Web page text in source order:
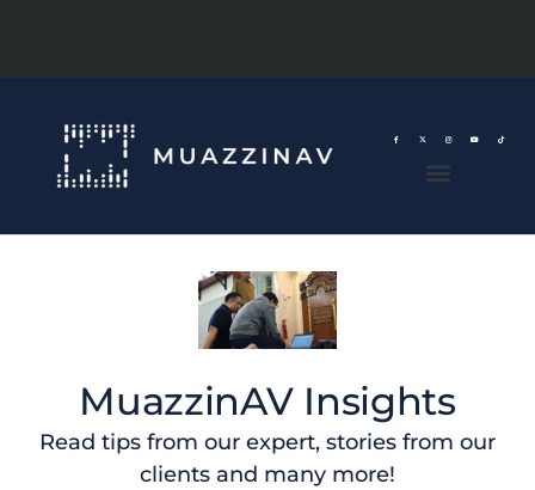
MuazzinAV Insights
Read tips from our expert, stories from our
clients and many more!